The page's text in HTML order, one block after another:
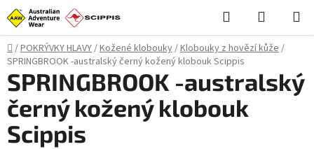
Přejít
na
obsah
Hledat
KOŠÍK
Domů
/POKRÝVKY HLAVY/Kožené klobouky/Klobouky z hovězí kůže/
SPRINGBROOK -australský černý kožený klobouk Scippis
SPRINGBROOK -australský
černý kožený klobouk
Scippis